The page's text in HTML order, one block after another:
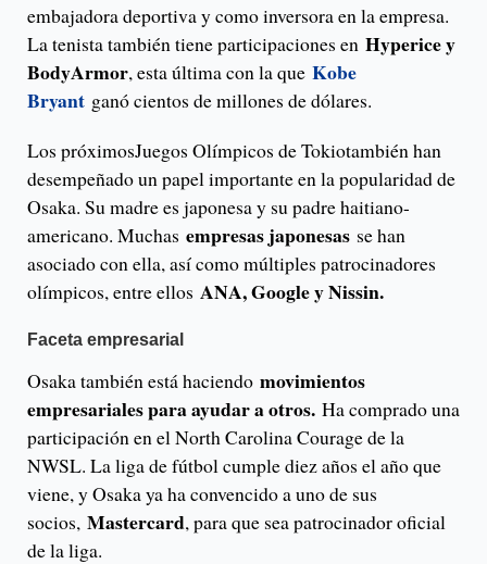
embajadora deportiva y como inversora en la empresa.
La tenista también tiene participaciones en Hyperice y
BodyArmor, esta última con la que Kobe
Bryant ganó cientos de millones de dólares.
Los próximosJuegos Olímpicos de Tokiotambién han
desempeñado un papel importante en la popularidad de
Osaka. Su madre es japonesa y su padre haitiano-
americano. Muchas empresas japonesas se han
asociado con ella, así como múltiples patrocinadores
olímpicos, entre ellos ANA, Google y Nissin.
Faceta empresarial
Osaka también está haciendo movimientos
empresariales para ayudar a otros. Ha comprado una
participación en el North Carolina Courage de la
NWSL. La liga de fútbol cumple diez años el año que
viene, y Osaka ya ha convencido a uno de sus
socios, Mastercard, para que sea patrocinador oficial
de la liga.